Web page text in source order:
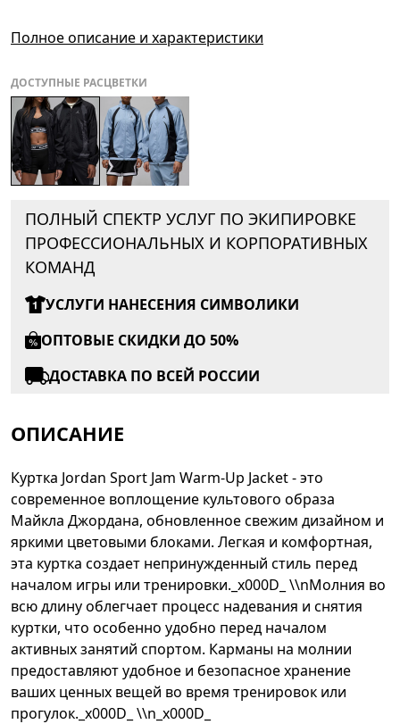
Полное описание и характеристики
ДОСТУПНЫЕ РАСЦВЕТКИ
ПОЛНЫЙ СПЕКТР УСЛУГ ПО ЭКИПИРОВКЕ
ПРОФЕССИОНАЛЬНЫХ И КОРПОРАТИВНЫХ
КОМАНД
УСЛУГИ НАНЕСЕНИЯ СИМВОЛИКИ
ОПТОВЫЕ СКИДКИ ДО 50%
ДОСТАВКА ПО ВСЕЙ РОССИИ
ОПИСАНИЕ
Куртка Jordan Sport Jam Warm-Up Jacket - это
современное воплощение культового образа
Майкла Джордана, обновленное свежим дизайном и
яркими цветовыми блоками. Легкая и комфортная,
эта куртка создает непринужденный стиль перед
началом игры или тренировки._x000D_ \\nМолния во
всю длину облегчает процесс надевания и снятия
куртки, что особенно удобно перед началом
активных занятий спортом. Карманы на молнии
предоставляют удобное и безопасное хранение
ваших ценных вещей во время тренировок или
прогулок._x000D_ \\n_x000D_